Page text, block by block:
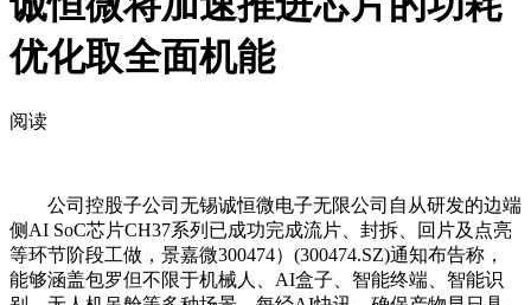
优化取全面机能
阅读
公司控股子公司无锡诚恒微电子无限公司自从研发的边端
侧AI SoC芯片CH37系列已成功完成流片、封拆、回片及点亮
等环节阶段工做，景嘉微300474）(300474.SZ)通知布告称，
能够涵盖包罗但不限于机械人、AI盒子、智能终端、智能识